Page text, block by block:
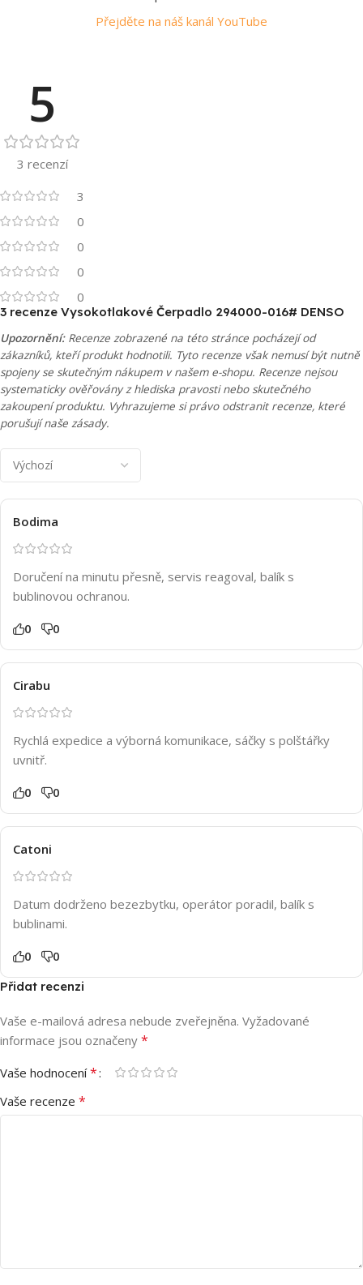
Přejděte na náš kanál YouTube
5
3 recenzí
3
0
0
0
0
3 recenze Vysokotlakové Čerpadlo 294000-016# DENSO
Upozornění:Recenze zobrazené na této stránce pocházejí od
zákazníků, kteří produkt hodnotili. Tyto recenze však nemusí být nutně
spojeny se skutečným nákupem v našem e-shopu. Recenze nejsou
systematicky ověřovány z hlediska pravosti nebo skutečného
zakoupení produktu. Vyhrazujeme si právo odstranit recenze, které
porušují naše zásady.
Bodima
Doručení na minutu přesně, servis reagoval, balík s
bublinovou ochranou.
0 0
Cirabu
Rychlá expedice a výborná komunikace, sáčky s polštářky
uvnitř.
0 0
Catoni
Datum dodrženo bezezbytku, operátor poradil, balík s
bublinami.
0 0
Přidat recenzi
Vaše e-mailová adresa nebude zveřejněna. Vyžadované
informace jsou označeny *
Vaše hodnocení*
Vaše recenze *